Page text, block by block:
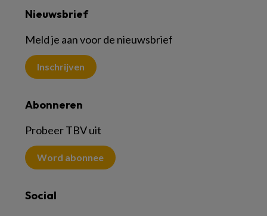
Nieuwsbrief
Meld je aan voor de nieuwsbrief
Inschrijven
Abonneren
Probeer TBV uit
Word abonnee
Social